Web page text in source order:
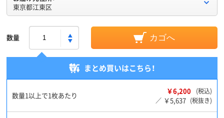
東京都江東区
数量 カゴへ
まとめ買いはこちら！
数量1以上で1枚あたり ￥6,200
(税込)
／ ￥5,637 (税抜き)